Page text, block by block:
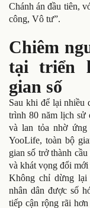
Chánh án đầu tiên,
công, Vô tư”.
Chiêm
tại triển
gian số
Sau khi để lại nhiều
trình 80 năm lịch sử
và lan tỏa nhờ ứng
YooLife, toàn bộ
gian số trở thành
và khát vọng đổi
Không chỉ dừng lại
nhân dân được số
tiếp cận rộng rãi